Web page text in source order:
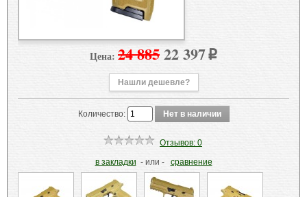
Цена: 24 88522 397 p
Нашли дешевле?
Количество:
Отзывов: 0
в закладки - или - сравнение